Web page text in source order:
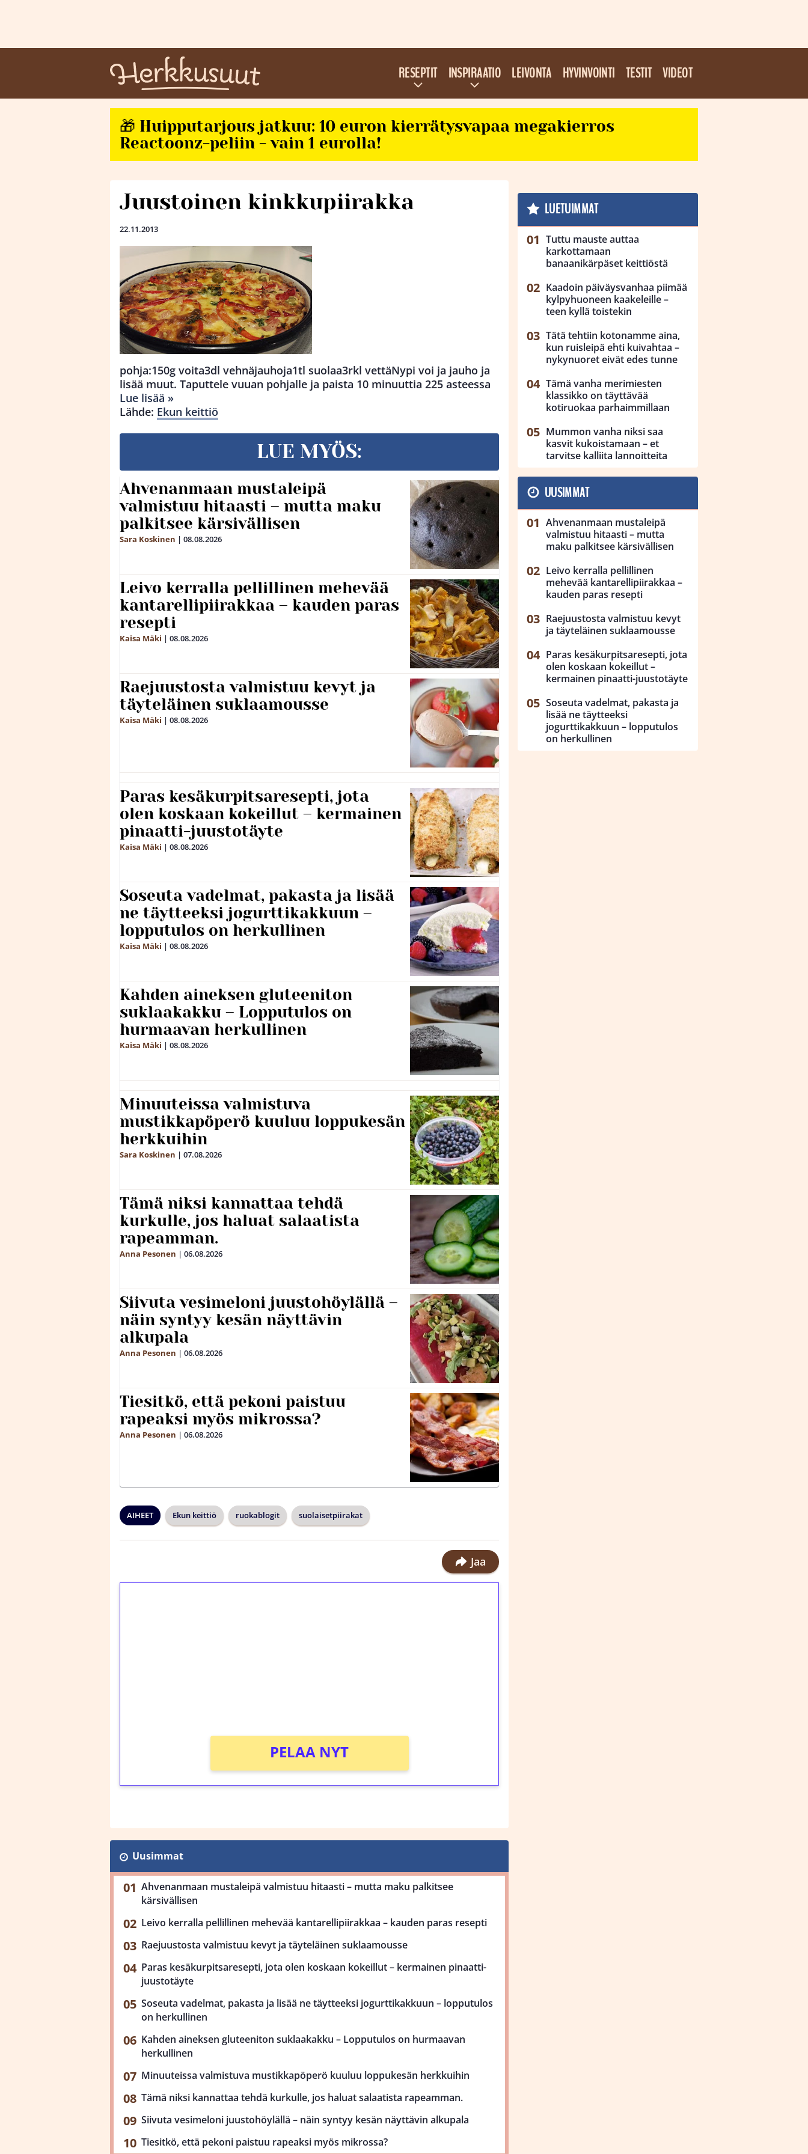
RESEPTIT INSPIRAATIO LEIVONTA HYVINVOINTI TESTIT VIDEOT
🎁 Huipputarjous jatkuu: 10 euron kierrätysvapaa megakierros
Reactoonz-peliin - vain 1 eurolla!
Juustoinen kinkkupiirakka
22.11.2013
pohja:150g voita3dl vehnäjauhoja1tl suolaa3rkl vettäNypi voi ja jauho ja
lisää muut. Taputtele vuuan pohjalle ja paista 10 minuuttia 225 asteessa
Lue lisää »
Lähde: Ekun keittiö
LUE MYÖS:
Ahvenanmaan mustaleipä
valmistuu hitaasti – mutta maku
palkitsee kärsivällisen
Sara Koskinen | 08.08.2026
Leivo kerralla pellillinen mehevää
kantarellipiirakkaa – kauden paras
resepti
Kaisa Mäki | 08.08.2026
Raejuustosta valmistuu kevyt ja
täyteläinen suklaamousse
Kaisa Mäki | 08.08.2026
Paras kesäkurpitsaresepti, jota
olen koskaan kokeillut – kermainen
pinaatti-juustotäyte
Kaisa Mäki | 08.08.2026
Soseuta vadelmat, pakasta ja lisää
ne täytteeksi jogurttikakkuun –
lopputulos on herkullinen
Kaisa Mäki | 08.08.2026
Kahden aineksen gluteeniton
suklaakakku – Lopputulos on
hurmaavan herkullinen
Kaisa Mäki | 08.08.2026
Minuuteissa valmistuva
mustikkapöperö kuuluu loppukesän
herkkuihin
Sara Koskinen | 07.08.2026
Tämä niksi kannattaa tehdä
kurkulle, jos haluat salaatista
rapeamman.
Anna Pesonen | 06.08.2026
Siivuta vesimeloni juustohöylällä –
näin syntyy kesän näyttävin
alkupala
Anna Pesonen | 06.08.2026
Tiesitkö, että pekoni paistuu
rapeaksi myös mikrossa?
Anna Pesonen | 06.08.2026
AIHEET Ekun keittiö ruokablogit suolaisetpiirakat
Jaa
PELAA NYT
Uusimmat
Ahvenanmaan mustaleipä valmistuu hitaasti – mutta maku palkitsee
kärsivällisen
Leivo kerralla pellillinen mehevää kantarellipiirakkaa – kauden paras resepti
Raejuustosta valmistuu kevyt ja täyteläinen suklaamousse
Paras kesäkurpitsaresepti, jota olen koskaan kokeillut – kermainen pinaatti-
juustotäyte
Soseuta vadelmat, pakasta ja lisää ne täytteeksi jogurttikakkuun – lopputulos
on herkullinen
Kahden aineksen gluteeniton suklaakakku – Lopputulos on hurmaavan
herkullinen
Minuuteissa valmistuva mustikkapöperö kuuluu loppukesän herkkuihin
Tämä niksi kannattaa tehdä kurkulle, jos haluat salaatista rapeamman.
Siivuta vesimeloni juustohöylällä – näin syntyy kesän näyttävin alkupala
Tiesitkö, että pekoni paistuu rapeaksi myös mikrossa?
LUETUIMMAT
Tuttu mauste auttaa
karkottamaan
banaanikärpäset keittiöstä
Kaadoin päiväysvanhaa piimää
kylpyhuoneen kaakeleille –
teen kyllä toistekin
Tätä tehtiin kotonamme aina,
kun ruisleipä ehti kuivahtaa –
nykynuoret eivät edes tunne
Tämä vanha merimiesten
klassikko on täyttävää
kotiruokaa parhaimmillaan
Mummon vanha niksi saa
kasvit kukoistamaan – et
tarvitse kalliita lannoitteita
UUSIMMAT
Ahvenanmaan mustaleipä
valmistuu hitaasti – mutta
maku palkitsee kärsivällisen
Leivo kerralla pellillinen
mehevää kantarellipiirakkaa –
kauden paras resepti
Raejuustosta valmistuu kevyt
ja täyteläinen suklaamousse
Paras kesäkurpitsaresepti, jota
olen koskaan kokeillut –
kermainen pinaatti-juustotäyte
Soseuta vadelmat, pakasta ja
lisää ne täytteeksi
jogurttikakkuun – lopputulos
on herkullinen